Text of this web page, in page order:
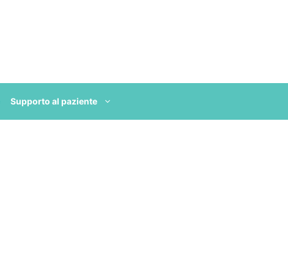
Supporto al paziente